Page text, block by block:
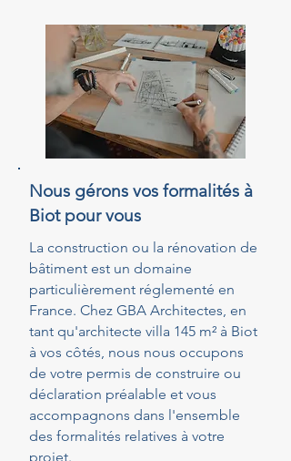
Nous gérons vos formalités à
Biot pour vous
La construction ou la rénovation de
bâtiment est un domaine
particulièrement réglementé en
France. Chez GBA Architectes, en
tant qu'architecte villa 145 m² à Biot
à vos côtés, nous nous occupons
de votre permis de construire ou
déclaration préalable et vous
accompagnons dans l'ensemble
des formalités relatives à votre
projet.